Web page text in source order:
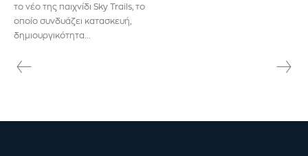
ΕΓΓΡΑΦΉ!
Διάβασα και αποδέχομαι την
το νέο της παιχνίδι Sky Trails, το
οποίο συνδυάζει κατασκευή,
δημιουργικότητα...